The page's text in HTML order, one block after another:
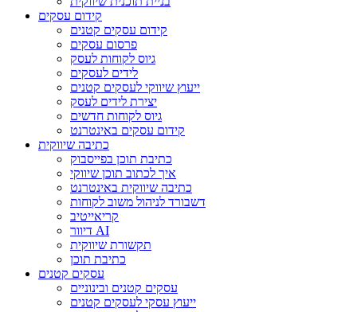
קידום עסקים
קידום עסקים קטנים
פרסום עסקים
גיוס לקוחות לעסק
לידים לעסקים
ייעוץ שיווקי לעסקים קטנים
יצירת לידים לעסק
גיוס לקוחות חדשים
קידום עסקים באינטרנט
כתיבה שיווקית
כתיבת תוכן בפייסבוק
איך לכתוב תוכן שיווקי
כתיבה שיווקית באינטרנט
דשבורד לניהול משוב לקוחות
קריאייטיב
דיוור AI
תקשורת שיווקית
כתיבת תוכן
עסקים קטנים
עסקים קטנים ובינוניים
ייעוץ עסקי לעסקים קטנים